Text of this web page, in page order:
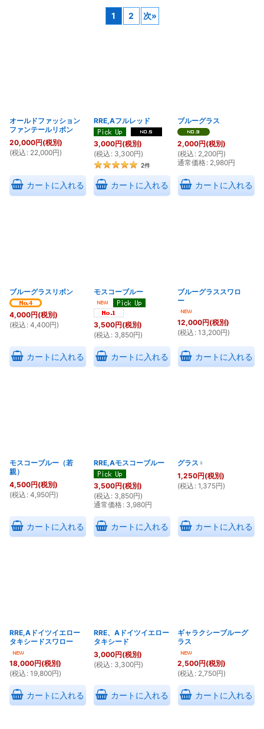
1 2 次»
オールドファッション
ファンテールリボン
20,000円(税別)
(税込 : 22,000円)
カートに入れる
RRE,Aフルレッド
3,000円(税別)
(税込 : 3,300円)
2件
カートに入れる
ブルーグラス
2,000円(税別)
(税込 : 2,200円)
通常価格: 2,980円
カートに入れる
ブルーグラスリボン
4,000円(税別)
(税込 : 4,400円)
カートに入れる
モスコーブルー
3,500円(税別)
(税込 : 3,850円)
カートに入れる
ブルーグラススワロ
ー
12,000円(税別)
(税込 : 13,200円)
カートに入れる
モスコーブルー（若
親）
4,500円(税別)
(税込 : 4,950円)
カートに入れる
RRE,Aモスコーブルー
3,500円(税別)
(税込 : 3,850円)
通常価格: 3,980円
カートに入れる
グラス♀
1,250円(税別)
(税込 : 1,375円)
カートに入れる
RRE,Aドイツイエロー
タキシードスワロー
18,000円(税別)
(税込 : 19,800円)
カートに入れる
RRE、Aドイツイエロー
タキシード
3,000円(税別)
(税込 : 3,300円)
カートに入れる
ギャラクシーブルーグ
ラス
2,500円(税別)
(税込 : 2,750円)
カートに入れる